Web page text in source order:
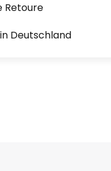
Retoure
Deutschland